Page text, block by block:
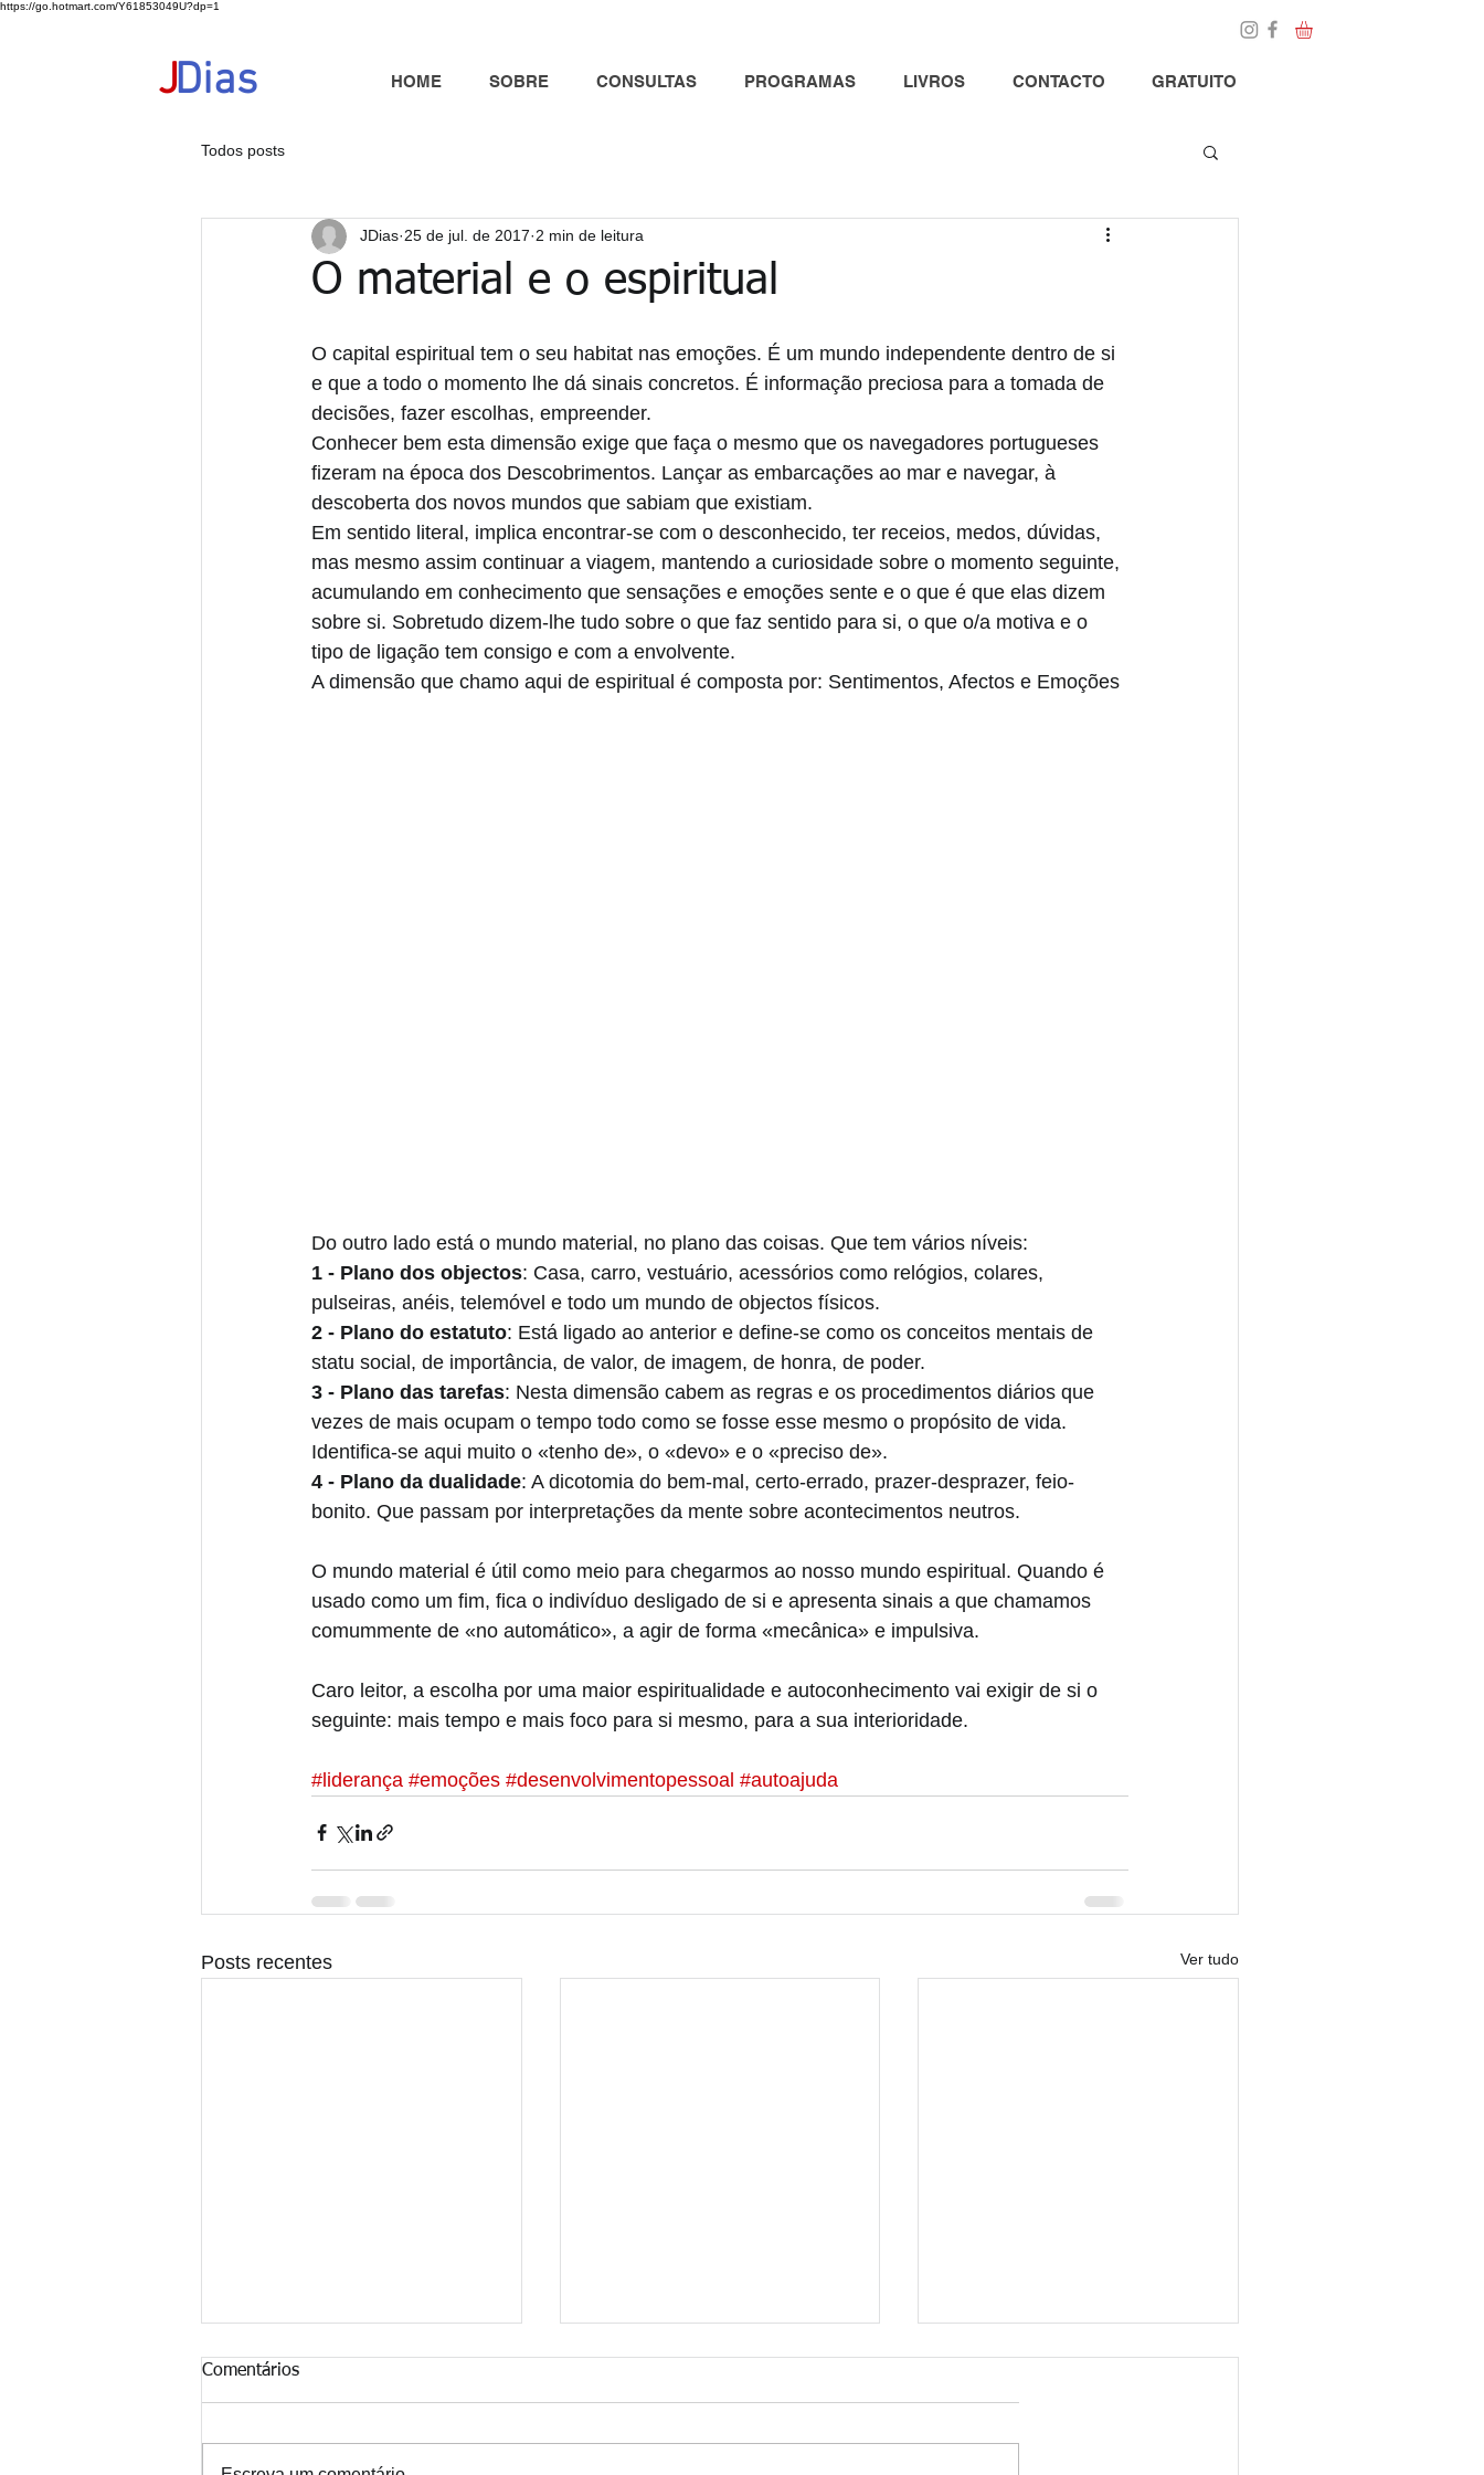
https://go.hotmart.com/Y61853049U?dp=1
JDias HOME SOBRE CONSULTAS PROGRAMAS LIVROS CONTACTO GRATUITO
Todos posts
O material e o espiritual
JDias 25 de jul. de 2017 2 min de leitura
O capital espiritual tem o seu habitat nas emoções. É um mundo independente dentro de si
e que a todo o momento lhe dá sinais concretos. É informação preciosa para a tomada de
decisões, fazer escolhas, empreender.
Conhecer bem esta dimensão exige que faça o mesmo que os navegadores portugueses
fizeram na época dos Descobrimentos. Lançar as embarcações ao mar e navegar, à
descoberta dos novos mundos que sabiam que existiam.
Em sentido literal, implica encontrar-se com o desconhecido, ter receios, medos, dúvidas,
mas mesmo assim continuar a viagem, mantendo a curiosidade sobre o momento seguinte,
acumulando em conhecimento que sensações e emoções sente e o que é que elas dizem
sobre si. Sobretudo dizem-lhe tudo sobre o que faz sentido para si, o que o/a motiva e o
tipo de ligação tem consigo e com a envolvente.
A dimensão que chamo aqui de espiritual é composta por: Sentimentos, Afectos e Emoções
Do outro lado está o mundo material, no plano das coisas. Que tem vários níveis:
1 - Plano dos objectos: Casa, carro, vestuário, acessórios como relógios, colares,
pulseiras, anéis, telemóvel e todo um mundo de objectos físicos.
2 - Plano do estatuto: Está ligado ao anterior e define-se como os conceitos mentais de
statu social, de importância, de valor, de imagem, de honra, de poder.
3 - Plano das tarefas: Nesta dimensão cabem as regras e os procedimentos diários que
vezes de mais ocupam o tempo todo como se fosse esse mesmo o propósito de vida.
Identifica-se aqui muito o «tenho de», o «devo» e o «preciso de».
4 - Plano da dualidade: A dicotomia do bem-mal, certo-errado, prazer-desprazer, feio-
bonito. Que passam por interpretações da mente sobre acontecimentos neutros.
O mundo material é útil como meio para chegarmos ao nosso mundo espiritual. Quando é
usado como um fim, fica o indivíduo desligado de si e apresenta sinais a que chamamos
comummente de «no automático», a agir de forma «mecânica» e impulsiva.
Caro leitor, a escolha por uma maior espiritualidade e autoconhecimento vai exigir de si o
seguinte: mais tempo e mais foco para si mesmo, para a sua interioridade.
#liderança #emoções #desenvolvimentopessoal #autoajuda
Posts recentes Ver tudo
Comentários